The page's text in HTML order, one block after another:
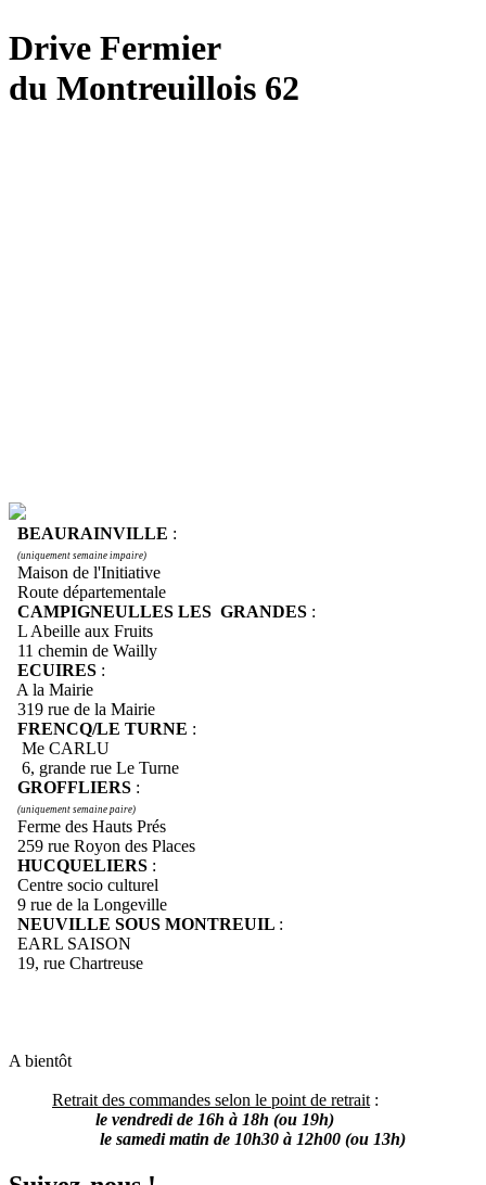
Drive Fermier
du Montreuillois 62
BEAURAINVILLE :
(uniquement semaine impaire)
Maison de l'Initiative
Route départementale
CAMPIGNEULLES LES GRANDES :
L Abeille aux Fruits
11 chemin de Wailly
ECUIRES :
A la Mairie
319 rue de la Mairie
FRENCQ/LE TURNE :
Me CARLU
6, grande rue Le Turne
GROFFLIERS :
(uniquement semaine paire)
Ferme des Hauts Prés
259 rue Royon des Places
HUCQUELIERS :
Centre socio culturel
9 rue de la Longeville
NEUVILLE SOUS MONTREUIL :
EARL SAISON
19, rue Chartreuse
A bientôt
Retrait des commandes selon le point de retrait :
le vendredi de 16h à 18h (ou 19h)
le samedi matin de 10h30 à 12h00 (ou 13h)